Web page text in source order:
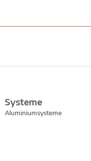
Systeme
Aluminiumsysteme